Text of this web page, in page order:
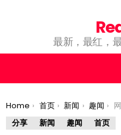
最新，最红，
You are here:
Home 首页 新闻 趣闻
网
分享
新闻 趣闻 首页